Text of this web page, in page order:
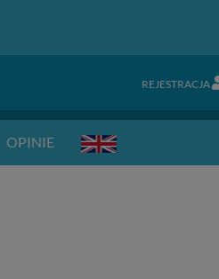
REJESTRACJA
OPINIE